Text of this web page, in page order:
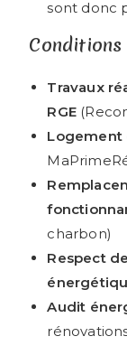
sont donc
Travaux
RGE
Logement
charbon)
Respect
Audit